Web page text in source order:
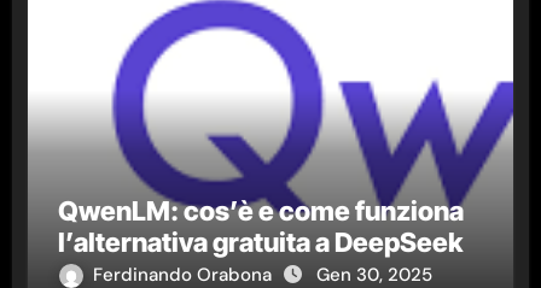
QwenLM: cos’è e come funziona
l’alternativa gratuita a DeepSeek
Ferdinando Orabona Gen 30, 2025